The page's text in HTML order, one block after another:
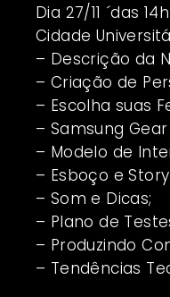
Dia 27/11 ´das
Cidade
– Descrição da
– Criação de
– Escolha suas
– Samsung Gear
– Modelo de
– Esboço e
– Som e Dicas;
– Plano de
– Produzindo
– Tendências